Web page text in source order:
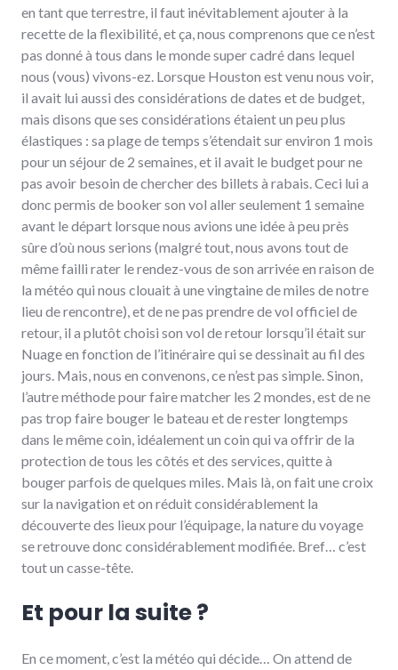
en tant que terrestre, il faut inévitablement ajouter à la
recette de la flexibilité, et ça, nous comprenons que ce n’est
pas donné à tous dans le monde super cadré dans lequel
nous (vous) vivons-ez. Lorsque Houston est venu nous voir,
il avait lui aussi des considérations de dates et de budget,
mais disons que ses considérations étaient un peu plus
élastiques : sa plage de temps s’étendait sur environ 1 mois
pour un séjour de 2 semaines, et il avait le budget pour ne
pas avoir besoin de chercher des billets à rabais. Ceci lui a
donc permis de booker son vol aller seulement 1 semaine
avant le départ lorsque nous avions une idée à peu près
sûre d’où nous serions (malgré tout, nous avons tout de
même failli rater le rendez-vous de son arrivée en raison de
la météo qui nous clouait à une vingtaine de miles de notre
lieu de rencontre), et de ne pas prendre de vol officiel de
retour, il a plutôt choisi son vol de retour lorsqu’il était sur
Nuage en fonction de l’itinéraire qui se dessinait au fil des
jours. Mais, nous en convenons, ce n’est pas simple. Sinon,
l’autre méthode pour faire matcher les 2 mondes, est de ne
pas trop faire bouger le bateau et de rester longtemps
dans le même coin, idéalement un coin qui va offrir de la
protection de tous les côtés et des services, quitte à
bouger parfois de quelques miles. Mais là, on fait une croix
sur la navigation et on réduit considérablement la
découverte des lieux pour l’équipage, la nature du voyage
se retrouve donc considérablement modifiée. Bref… c’est
tout un casse-tête.
Et pour la suite ?
En ce moment, c’est la météo qui décide… On attend de